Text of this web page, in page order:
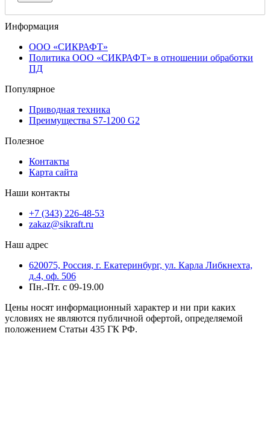
Информация
ООО «СИКРАФТ»
Политика ООО «СИКРАФТ» в отношении обработки
ПД
Популярное
Приводная техника
Преимущества S7-1200 G2
Полезное
Контакты
Карта сайта
Наши контакты
+7 (343) 226-48-53
zakaz@sikraft.ru
Наш адрес
620075, Россия, г. Екатеринбург, ул. Карла Либкнехта,
д.4, оф. 506
Пн.-Пт. с 09-19.00
Цены носят информационный характер и ни при каких
условиях не являются публичной офертой, определяемой
положением Статьи 435 ГК РФ.